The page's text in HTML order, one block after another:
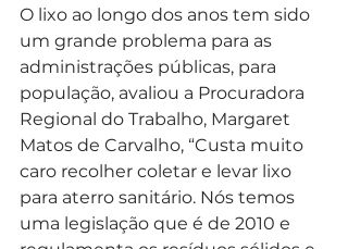
O lixo ao longo dos anos tem sido
um grande problema para as
administrações públicas, para
população, avaliou a Procuradora
Regional do Trabalho, Margaret
Matos de Carvalho, “Custa muito
caro recolher coletar e levar lixo
para aterro sanitário. Nós temos
uma legislação que é de 2010 e